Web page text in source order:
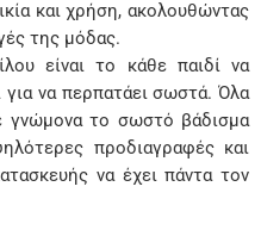
και χρήση, ακολουθώντας
της μόδας.
είναι το κάθε παιδί να
να περπατάει σωστά. Όλα
γνώμονα το σωστό βάδισμα
προδιαγραφές και
να έχει πάντα τον